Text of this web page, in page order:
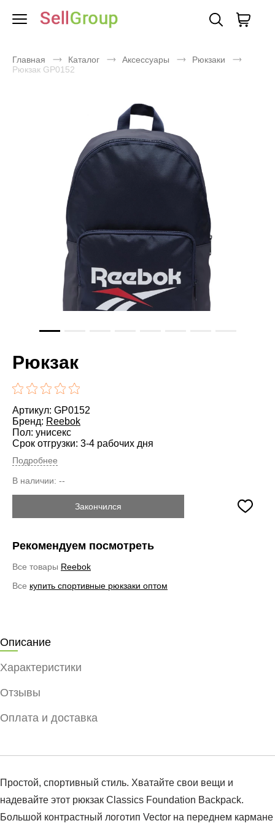
Главная Каталог Аксессуары
Рюкзаки
Рюкзак GP0152
Рюкзак
Артикул: GP0152
Бренд: Reebok
Пол: унисекс
Срок отгрузки: 3-4 рабочих дня
Подробнее
В наличии: --
Закончился
Рекомендуем посмотреть
Все товары Reebok
Все купить спортивные рюкзаки оптом
Описание
Характеристики
Отзывы
Оплата и доставка
Простой, спортивный стиль. Хватайте свои вещи и
надевайте этот рюкзак Classics Foundation Backpack.
Большой контрастный логотип Vector на переднем кармане